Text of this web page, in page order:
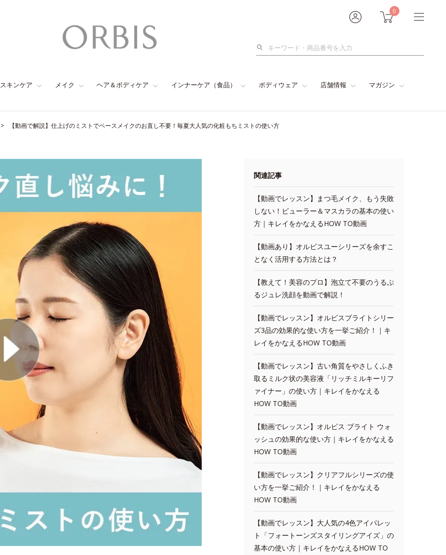
0
検
スキンケア メイク ヘア＆ボディケア インナーケア（食品） ボディウェア 店舗情報 マガジン
【動画で解説】仕上げのミストでベースメイクのお直し不要！毎夏大人気の化粧もちミストの使い方
関連記事
【動画でレッスン】まつ毛メイク、もう失敗
しない！ビューラー＆マスカラの基本の使い
方｜キレイをかなえるHOW TO動画
【動画あり】オルビスユーシリーズを余すこ
となく活用する方法とは？
【教えて！美容のプロ】泡立て不要のうるぷ
るジュレ洗顔を動画で解説！
【動画でレッスン】オルビスブライトシリー
ズ3品の効果的な使い方を一挙ご紹介！｜キ
レイをかなえるHOW TO動画
【動画でレッスン】古い角質をやさしくふき
取るミルク状の美容液「リッチミルキーリフ
ァイナー」の使い方｜キレイをかなえる
HOW TO動画
【動画でレッスン】オルビス ブライト ウォ
ッシュの効果的な使い方｜キレイをかなえる
HOW TO動画
【動画でレッスン】クリアフルシリーズの使
い方を一挙ご紹介！｜キレイをかなえる
HOW TO動画
【動画でレッスン】大人気の4色アイパレッ
ト「フォートーンズスタイリングアイズ」の
基本の使い方｜キレイをかなえるHOW TO